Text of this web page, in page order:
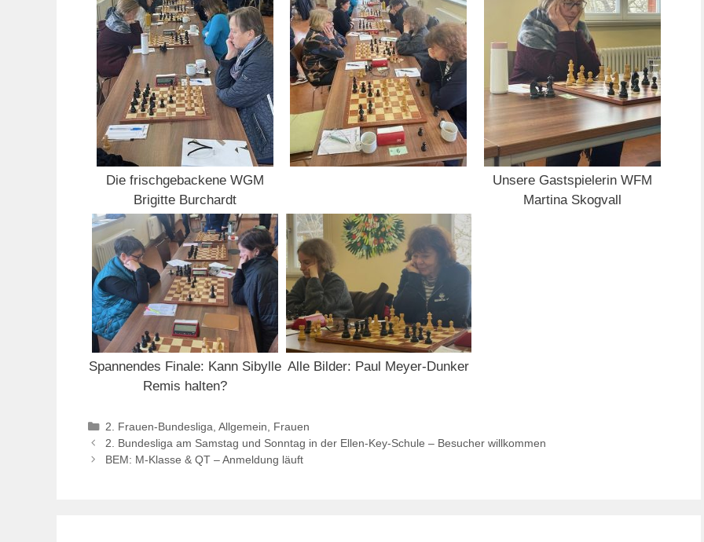
Die frischgebackene WGM
Brigitte Burchardt
Unsere Gastspielerin WFM
Martina Skogvall
Spannendes Finale: Kann Sibylle
Remis halten?
Alle Bilder: Paul Meyer-Dunker
Kategorien
2. Frauen-Bundesliga Allgemein
Frauen
2. Bundesliga am Samstag und Sonntag in der Ellen-Key-Schule – Besucher willkommen
BEM: M-Klasse & QT – Anmeldung läuft